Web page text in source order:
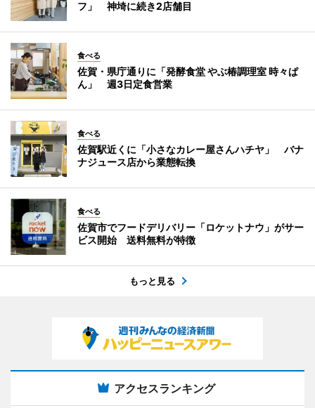
フ」 神埼に続き2店舗目
食べる
佐賀・県庁通りに「発酵食堂 やぶ椿調理室 時々ぱ
ん」 週3日定食営業
食べる
佐賀駅近くに「小さなカレー屋さんハチヤ」 バナ
ナジュース店から業態転換
食べる
佐賀市でフードデリバリー「ロケットナウ」がサー
ビス開始 送料無料が特徴
もっと見る
アクセスランキング